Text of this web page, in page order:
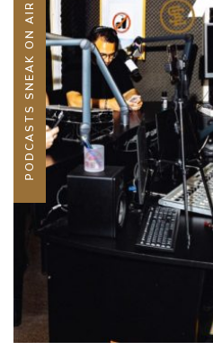
PODCASTS SNEAK ON AIR